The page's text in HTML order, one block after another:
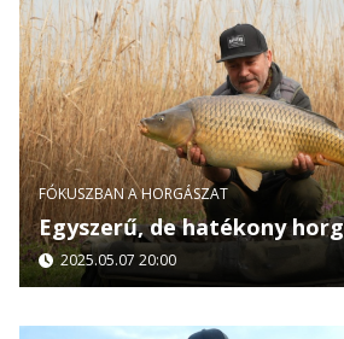
FÓKUSZBAN A HORGÁSZAT
Egyszerű, de hatékony
2025.05.07 20:00